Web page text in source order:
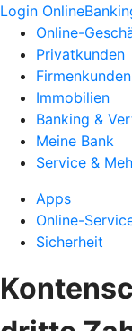
Login
Online-
Privatkunden
Firmenkunden
Immobilien
Banking &
Meine Bank
Service &
Apps
Online-
Sicherheit